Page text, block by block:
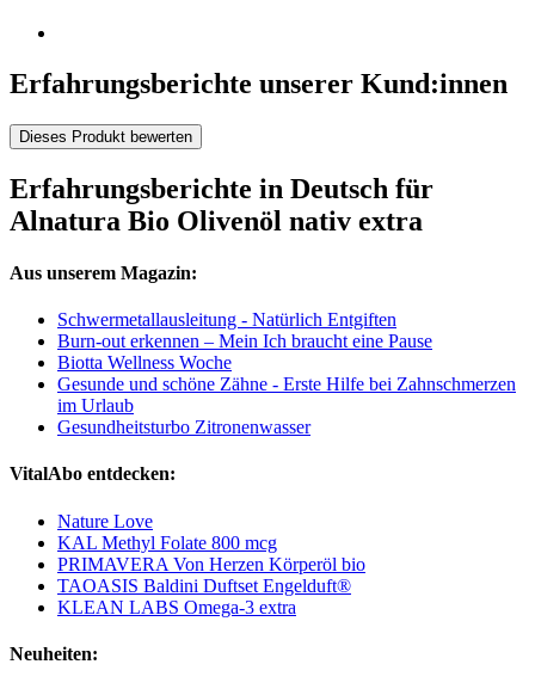
Erfahrungsberichte unserer Kund:innen
Dieses Produkt bewerten
Erfahrungsberichte in Deutsch für
Alnatura Bio Olivenöl nativ extra
Aus unserem Magazin:
Schwermetallausleitung - Natürlich Entgiften
Burn-out erkennen – Mein Ich braucht eine Pause
Biotta Wellness Woche
Gesunde und schöne Zähne - Erste Hilfe bei Zahnschmerzen
im Urlaub
Gesundheitsturbo Zitronenwasser
VitalAbo entdecken:
Nature Love
KAL Methyl Folate 800 mcg
PRIMAVERA Von Herzen Körperöl bio
TAOASIS Baldini Duftset Engelduft®
KLEAN LABS Omega-3 extra
Neuheiten: